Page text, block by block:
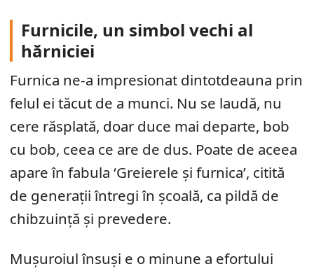
Furnicile, un simbol vechi al
hărniciei
Furnica ne-a impresionat dintotdeauna prin
felul ei tăcut de a munci. Nu se laudă, nu
cere răsplată, doar duce mai departe, bob
cu bob, ceea ce are de dus. Poate de aceea
apare în fabula ‘Greierele și furnica’, citită
de generații întregi în școală, ca pildă de
chibzuință și prevedere.
Mușuroiul însuși e o minune a efortului